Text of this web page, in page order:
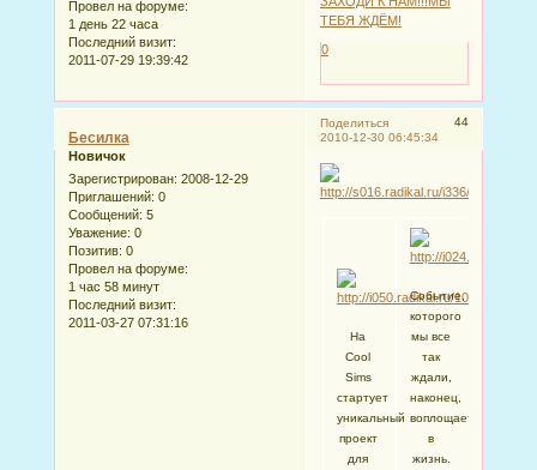
Провел на форуме:
1 день 22 часа
Последний визит:
2011-07-29 19:39:42
ТЕБЯ ЖДЁМ!
0
Поделиться
44
2010-12-30 06:45:34
Бесилка
Новичок
Зарегистрирован: 2008-12-29
Приглашений: 0
Сообщений: 5
Уважение: 0
Позитив: 0
Провел на форуме:
1 час 58 минут
Последний визит:
2011-03-27 07:31:16
На
Cool
Sims
стартует
уникальный
проект
для
Событие,
которого
мы все
так
ждали,
наконец,
воплощается
в
жизнь.